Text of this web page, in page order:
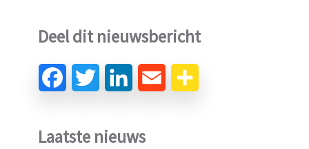
Deel dit nieuwsbericht
Laatste nieuws